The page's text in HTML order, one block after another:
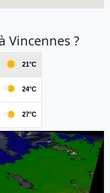
Vincennes ?